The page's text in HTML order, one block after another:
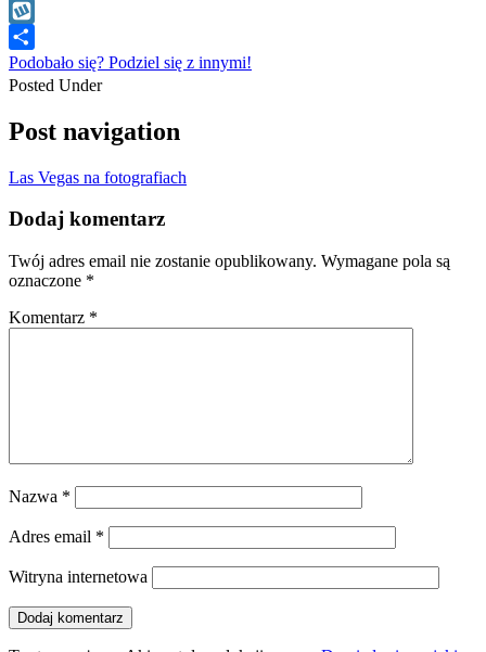
WhatsApp
Wykop
Podobało się? Podziel się z innymi!
Posted Under
Post navigation
Las Vegas na fotografiach
Dodaj komentarz
Twój adres email nie zostanie opublikowany. Wymagane pola są
oznaczone *
Komentarz *
Nazwa *
Adres email *
Witryna internetowa